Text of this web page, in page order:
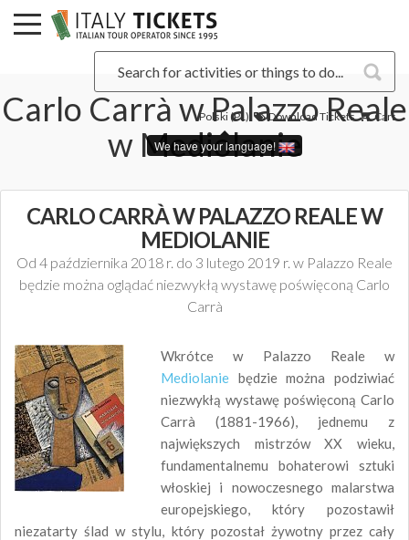
Polski (PL)
We have your language!
Download Tickets Cart
Carlo Carrà w Palazzo Reale
w Mediolanie
CARLO CARRÀ W PALAZZO REALE W
MEDIOLANIE
Od 4 października 2018 r. do 3 lutego 2019 r. w Palazzo Reale
będzie można oglądać niezwykłą wystawę poświęconą Carlo
Carrà
Wkrótce w Palazzo Reale w
Mediolanie będzie można podziwiać
niezwykłą wystawę poświęconą Carlo
Carrà (1881-1966), jednemu z
największych mistrzów XX wieku,
fundamentalnemu bohaterowi sztuki
włoskiej i nowoczesnego malarstwa
europejskiego, który pozostawił
niezatarty ślad w stylu, który pozostał żywotny przez cały